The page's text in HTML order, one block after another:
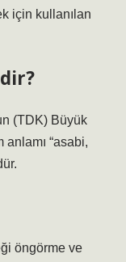
için kullanılan
(TDK) Büyük
“asabi,
öngörme ve